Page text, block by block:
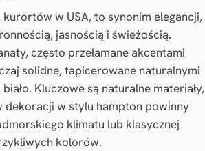
w USA, to synonim elegancji,
jasnością i świeżością.
często przełamane akcentami
solidne, tapicerowane naturalnymi
Kluczowe są naturalne materiały,
dekoracji w stylu hampton powinny
klimatu lub klasycznej
kolorów.